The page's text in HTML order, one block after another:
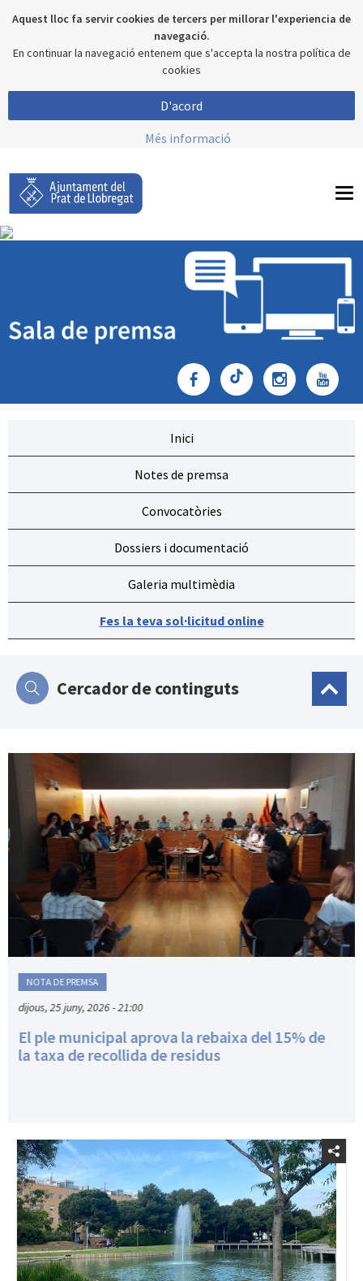
Aquest lloc fa servir cookies de tercers per millorar l'experiencia de
navegació.
En continuar la navegació entenem que s'accepta la nostra política de
cookies
D'acord
Més informació
Inici
Notes de premsa
Convocatòries
Dossiers i documentació
Galeria multimèdia
Fes la teva sol·licitud online
Cercador de continguts
NOTA DE PREMSA
dijous, 25 juny, 2026 - 21:00
El ple municipal aprova la rebaixa del 15% de
la taxa de recollida de residus